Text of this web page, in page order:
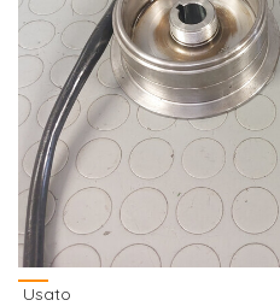
Usato